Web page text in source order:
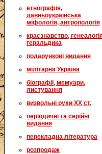
етнографія,
давньоукраїнська
міфологія, антропологія
краєзнавство,
геральдика
подарункові видання
мілітарна Україна
біографії, мемуари,
листування
визвольні рухи XX ст.
періодичні та серійні
видання
перекладна література
розпродаж